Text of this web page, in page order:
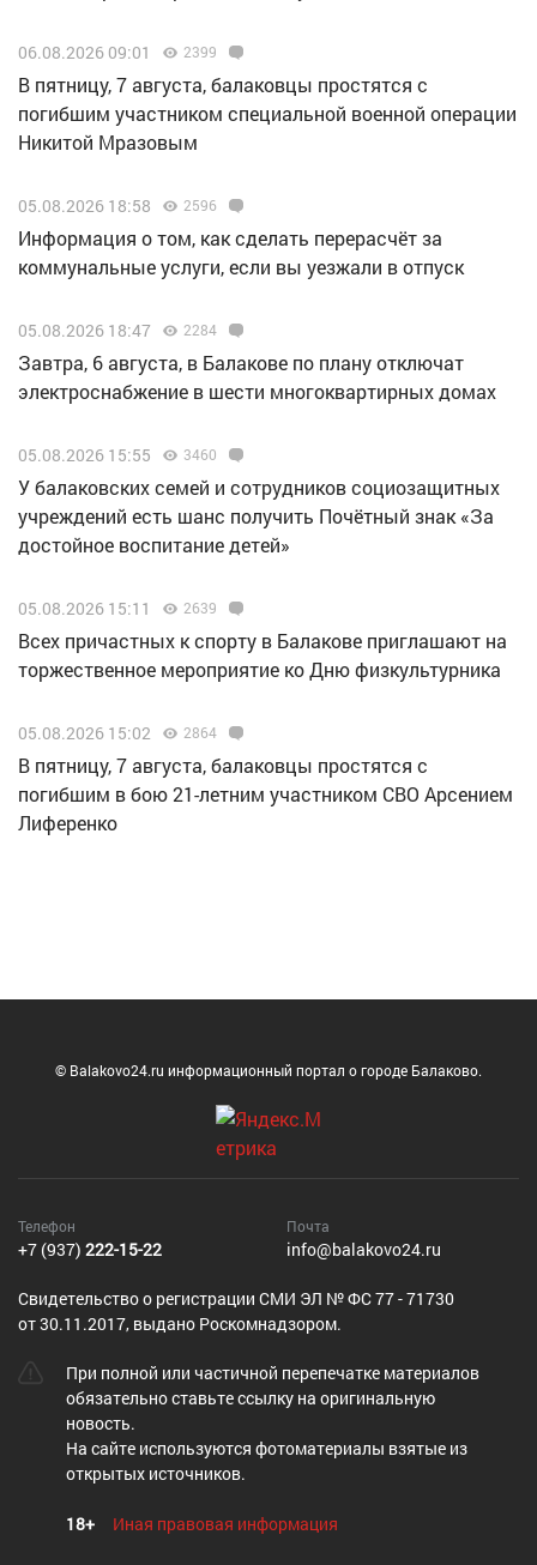
06.08.2026 09:01 2399
В пятницу, 7 августа, балаковцы простятся с
погибшим участником специальной военной операции
Никитой Мразовым
05.08.2026 18:58 2596
Информация о том, как сделать перерасчёт за
коммунальные услуги, если вы уезжали в отпуск
05.08.2026 18:47 2284
Завтра, 6 августа, в Балакове по плану отключат
электроснабжение в шести многоквартирных домах
05.08.2026 15:55 3460
У балаковских семей и сотрудников социозащитных
учреждений есть шанс получить Почётный знак «За
достойное воспитание детей»
05.08.2026 15:11 2639
Всех причастных к спорту в Балакове приглашают на
торжественное мероприятие ко Дню физкультурника
05.08.2026 15:02 2864
В пятницу, 7 августа, балаковцы простятся с
погибшим в бою 21-летним участником СВО Арсением
Лиференко
© Balakovo24.ru информационный портал о городе Балаково.
Телефон
+7 (937) 222-15-22
Почта
info@balakovo24.ru
Cвидетельство о регистрации СМИ ЭЛ № ФС 77 - 71730
от 30.11.2017, выдано Роскомнадзором.
При полной или частичной перепечатке материалов
обязательно ставьте ссылку на оригинальную
новость.
На сайте используются фотоматериалы взятые из
открытых источников.
18+ Иная правовая информация